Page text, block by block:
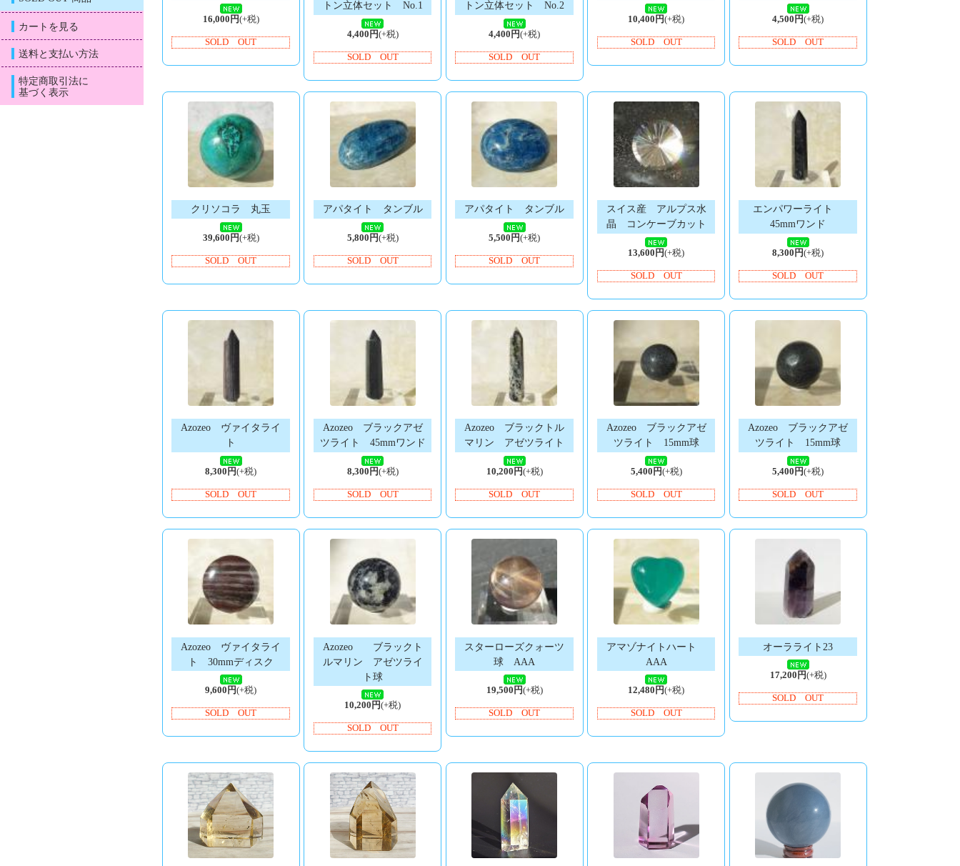
カートを見る
送料と支払い方法
特定商取引法に
基づく表示
16,000円(+税)
SOLD OUT
トン立体セット No.1
4,400円(+税)
SOLD OUT
トン立体セット No.2
4,400円(+税)
SOLD OUT
10,400円(+税)
SOLD OUT
4,500円(+税)
SOLD OUT
クリソコラ 丸玉
39,600円(+税)
SOLD OUT
アパタイト タンブル
5,800円(+税)
SOLD OUT
アパタイト タンブル
5,500円(+税)
SOLD OUT
スイス産 アルプス水
晶 コンケーブカット
13,600円(+税)
SOLD OUT
エンパワーライト
45mmワンド
8,300円(+税)
SOLD OUT
Azozeo ヴァイタライ
ト
8,300円(+税)
SOLD OUT
Azozeo ブラックアゼ
ツライト 45mmワンド
8,300円(+税)
SOLD OUT
Azozeo ブラックトル
マリン アゼツライト
10,200円(+税)
SOLD OUT
Azozeo ブラックアゼ
ツライト 15mm球
5,400円(+税)
SOLD OUT
Azozeo ブラックアゼ
ツライト 15mm球
5,400円(+税)
SOLD OUT
Azozeo ヴァイタライ
ト 30mmディスク
9,600円(+税)
SOLD OUT
Azozeo ブラックト
ルマリン アゼツライ
ト球
10,200円(+税)
SOLD OUT
スターローズクォーツ
球 AAA
19,500円(+税)
SOLD OUT
アマゾナイトハート
AAA
12,480円(+税)
SOLD OUT
オーラライト23
17,200円(+税)
SOLD OUT